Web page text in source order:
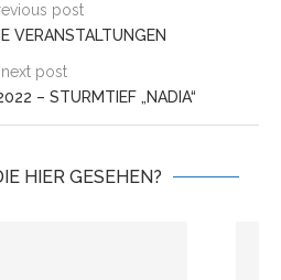
post
VERANSTALTUNGEN
next post
– STURMTIEF „NADIA“
HIER GESEHEN?